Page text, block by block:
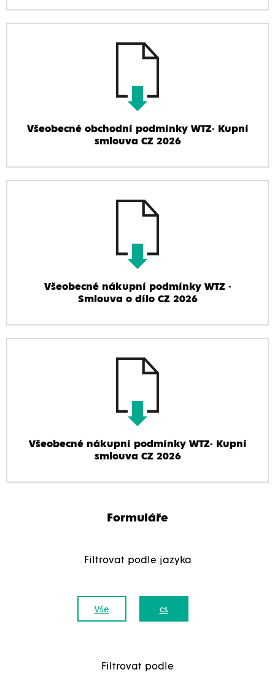
Všeobecné obchodní podmínky WTZ- Kupní
smlouva CZ 2026
Všeobecné nákupní podmínky WTZ -
Smlouva o dílo CZ 2026
Všeobecné nákupní podmínky WTZ- Kupní
smlouva CZ 2026
Formuláře
Filtrovat podle jazyka
Vše cs
Filtrovat podle